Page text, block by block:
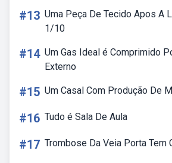
#13 Uma Peça De Tecido Apos A
1/10
#14 Um Gas Ideal é Comprimido
Externo
#15 Um Casal Com Produção De
#16 Tudo é Sala De Aula
#17 Trombose Da Veia Porta Tem